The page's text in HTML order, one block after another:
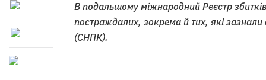
В подальшому міжнародний Реєстр
постраждалих, зокрема й тих, які зазнали
(СНПК).